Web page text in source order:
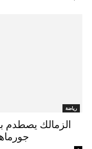
رياضة
الزمالك يصطدم